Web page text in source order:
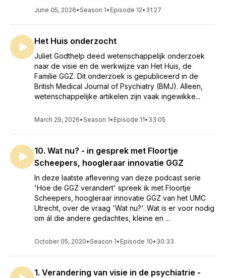
om terug te voeren op het medische lineaire denken. De
context voor de omgeving en het omringende systeem is te
systeemtherapeut geworden, overtuigd door de kracht van
het systeem en de noodzaak hen te betrekken. Mijn passie
voor kinderen en jongeren heeft mij als vanzelfsprekend
voor het specialisme kinder- en jeugdpsychiatrie doen
kiezen. Juist in deze leeftijdsgroep is het belang van het
systeem rondom het kind of de jongeren van immens belang.
Vanaf 1 april 2020 heb ik een half jaar gekregen om mij full
bij de tijd van nu wilde ik hier een podcast over maken
maken om alles wat ik over de veranderingen leer,
laagdrempelig en toegankelijk te kunnen delen met mijn
collega's in de psychiatrie. Het is een groot feest dat Floortje
Scheepers, hoogleraar Innovatie GGZ van het UMC Utrecht,
inspirator van het omdenk-proces waar ik in zit, mij in dit
traject heeft begeleidt.
June 05, 2026•Season 1• Episode 12• 31:27
Het Huis onderzocht
Juliet Godthelp deed wetenschappelijk onderzoek
naar de visie en de werkwijze van Het Huis, de
Familie GGZ. Dit onderzoek is gepubliceerd in de
British Medical Journal of Psychiatry (BMJ). Alleen,
wetenschappelijke artikelen zijn vaak ingewikke...
March 29, 2026•Season 1• Episode 11• 33:05
10. Wat nu? - in gesprek met Floortje
Scheepers, hoogleraar innovatie GGZ
In deze laatste aflevering van deze podcast serie
'Hoe de GGZ verandert' spreek ik met Floortje
Scheepers, hoogleraar innovatie GGZ van het UMC
Utrecht, over de vraag 'Wat nu?'. Wat is er voor nodig
om ál die andere gedachtes, kleine en ...
October 05, 2020•Season 1• Episode 10• 30:33
1. Verandering van visie in de psychiatrie -